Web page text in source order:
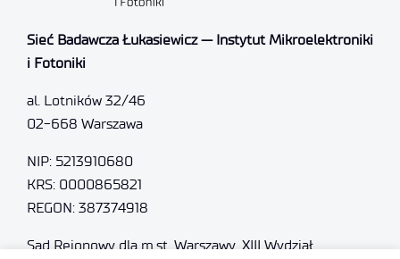
Sieć Badawcza Łukasiewicz — Instytut Mikroelektroniki
i Fotoniki
al. Lotników 32/46
02-668 Warszawa
NIP: 5213910680
KRS: 0000865821
REGON: 387374918
Sąd Rejonowy dla m.st. Warszawy, XIII Wydział